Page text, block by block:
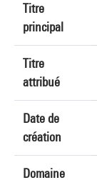
Titre
principal
Titre
attribué
Date de
création
Domaine